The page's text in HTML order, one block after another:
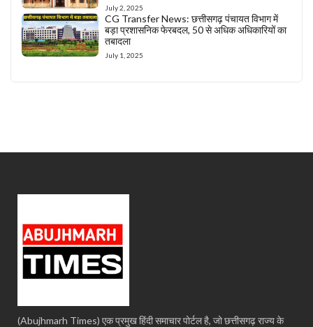
July 2, 2025
CG Transfer News: छत्तीसगढ़ पंचायत विभाग में
बड़ा प्रशासनिक फेरबदल, 50 से अधिक अधिकारियों का
तबादला
July 1, 2025
(Abujhmarh Times) एक प्रमुख हिंदी समाचार पोर्टल है, जो छत्तीसगढ़ राज्य के